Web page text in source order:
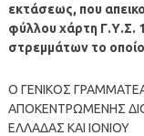
εκτάσεως, που
φύλλου χάρτη Γ.Υ.Σ.
στρεμμάτων το
Ο ΓΕΝΙΚΟΣ
ΑΠΟΚΕΝΤΡΩΜΕΝΗΣ
ΕΛΛΑΔΑΣ ΚΑΙ ΙΟΝΙΟΥ